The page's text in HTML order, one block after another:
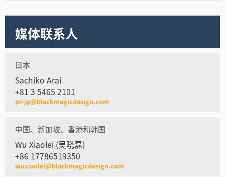
媒体联系人
日本
Sachiko Arai
+81 3 5465 2101
pr-jp@blackmagicdesign.com
中国、新加坡、香港和韩国
Wu Xiaolei (吴晓磊)
+86 17786519350
wuxiaolei@blackmagicdesign.com